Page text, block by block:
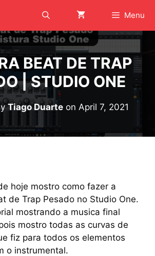
Menu
BEAT DE TRAP
| STUDIO ONE
Tiago Duarte on April 7, 2021
hoje mostro como fazer a
de Trap Pesado no Studio One.
mostrando a musica final
mostro todas as curvas de
fiz para todos os elementos
o instrumental.